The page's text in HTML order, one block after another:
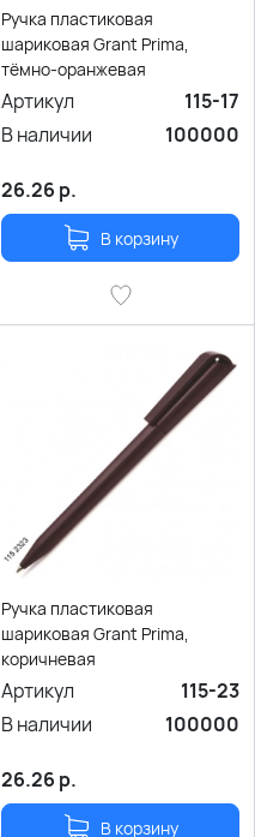
Ручка пластиковая
шариковая Grant Prima,
тёмно-оранжевая
Артикул
115-17
В наличии
100000
26.26 р.
В корзину
Ручка пластиковая
шариковая Grant Prima,
коричневая
Артикул
115-23
В наличии
100000
26.26 р.
В корзину